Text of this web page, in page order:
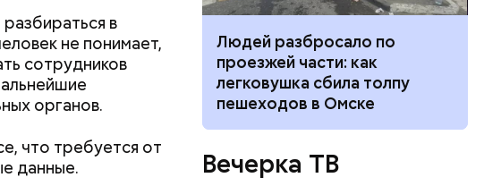
в
не понимает,
сотрудников
органов.
что требуется от
данные.
10 тысяч: поможет ли
напиток сбросить
вес
Людей разбросало по
проезжей части: как
легковушка сбила толпу
пешеходов в Омске
Вечерка ТВ